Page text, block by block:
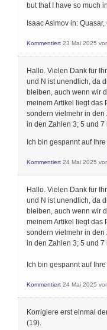
but that I have so much
Isaac Asimov in:
Kommentiert 23 Mai 2025
Hallo. Vielen Dank für
und N ist unendlich, da
bleiben, auch wenn wir
meinem Artikel liegt das
sondern vielmehr in den
in den Zahlen 3; 5 und 7
Ich bin gespannt auf
Kommentiert 24 Mai 2025
Hallo. Vielen Dank für
und N ist unendlich, da
bleiben, auch wenn wir
meinem Artikel liegt das
sondern vielmehr in den
in den Zahlen 3; 5 und 7
Ich bin gespannt auf
Kommentiert 24 Mai 2025
Korrigiere erst einmal
(19).